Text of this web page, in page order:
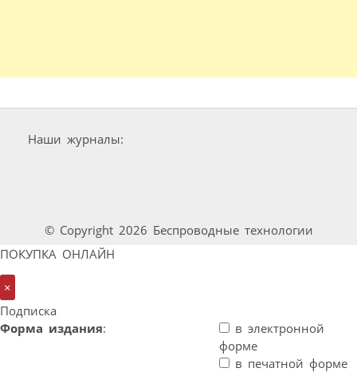
Наши журналы:
© Copyright 2026 Беспроводные технологии
ПОКУПКА ОНЛАЙН
×
Подписка
Форма издания:
в электронной
форме
в печатной форме